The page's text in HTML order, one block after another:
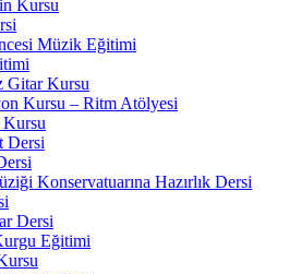
Kursu
Müzik Eğitimi
Gitar Kursu
Kursu – Ritm Atölyesi
Kursu
Dersi
Konservatuarına Hazırlık Dersi
Dersi
Eğitimi